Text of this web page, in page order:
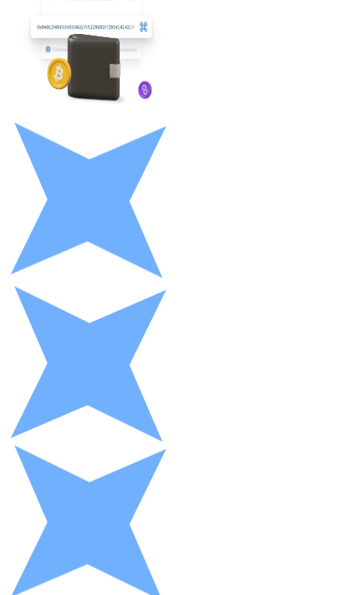
LTC
XRP
Efectivo
Compra criptomonedas con efectivo en tu tienda más
Comprar con efectivo
Transferencia SEPA
Añade fondos a tu cuenta Bitnovo o realiza compras
Comprar con Transferencia
Tarjeta de crédito / débito
Utiliza tarjetas Visa y Mastercard para comprar